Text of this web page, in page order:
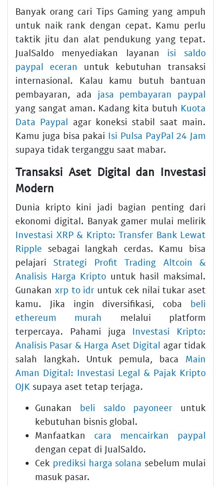
Banyak orang cari Tips Gaming yang ampuh
untuk naik rank dengan cepat. Kamu perlu
taktik jitu dan alat pendukung yang tepat.
JualSaldo menyediakan layanan isi saldo
paypal eceran untuk kebutuhan transaksi
internasional. Kalau kamu butuh bantuan
pembayaran, ada jasa pembayaran paypal
yang sangat aman. Kadang kita butuh Kuota
Data Paypal agar koneksi stabil saat main.
Kamu juga bisa pakai Isi Pulsa PayPal 24 Jam
supaya tidak terganggu saat mabar.
Transaksi Aset Digital dan Investasi
Modern
Dunia kripto kini jadi bagian penting dari
ekonomi digital. Banyak gamer mulai melirik
Investasi XRP & Kripto: Transfer Bank Lewat
Ripple sebagai langkah cerdas. Kamu bisa
pelajariStrategi Profit Trading Altcoin &
Analisis Harga Kripto untuk hasil maksimal.
Gunakan xrp to idr untuk cek nilai tukar aset
kamu. Jika ingin diversifikasi, coba beli
ethereum murah
melalui platform
terpercaya. Pahami juga Investasi Kripto:
Analisis Pasar & Harga Aset Digital agar tidak
salah langkah. Untuk pemula, baca Main
Aman Digital: Investasi Legal & Pajak Kripto
OJK supaya aset tetap terjaga.
Gunakan beli saldo payoneer untuk
kebutuhan bisnis global.
Manfaatkan cara mencairkan paypal
dengan cepat di JualSaldo.
Cek prediksi harga solana sebelum mulai
masuk pasar.